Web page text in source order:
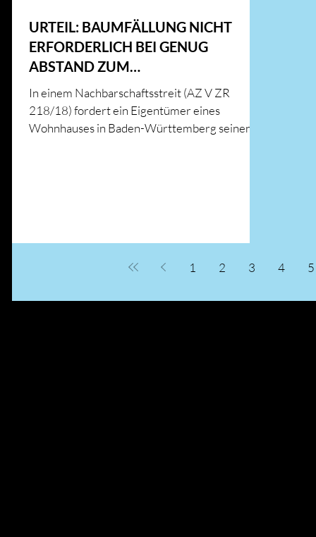
URTEIL: BAUMFÄLLUNG NICHT
ERFORDERLICH BEI GENUG
ABSTAND ZUM
NACHBARGRUNDSTÜCK
In einem Nachbarschaftsstreit (AZ V ZR
218/18) fordert ein Eigentümer eines
Wohnhauses in Baden-Württemberg seinen
1 2 3 4 5